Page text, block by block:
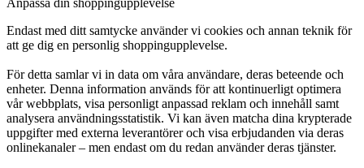
Endast med ditt samtycke använder vi cookies och annan teknik för
att ge dig en personlig shoppingupplevelse.
För detta samlar vi in data om våra användare, deras beteende och
enheter. Denna information används för att kontinuerligt optimera
vår webbplats, visa personligt anpassad reklam och innehåll samt
analysera användningsstatistik. Vi kan även matcha dina krypterade
uppgifter med externa leverantörer och visa erbjudanden via deras
onlinekanaler – men endast om du redan använder deras tjänster.